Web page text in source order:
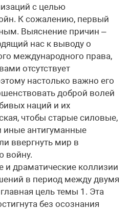
с целью
К сожалению, первый
Выяснение причин –
нас к выводу о
международного права,
отсутствует
настолько важно его
доброй волей
наций и их
чтобы старые силовые,
иные антигуманные
ввергнуть мир в
войну.
и драматические коллизии
в период между двумя
цель темы 1. Эта
без осознания